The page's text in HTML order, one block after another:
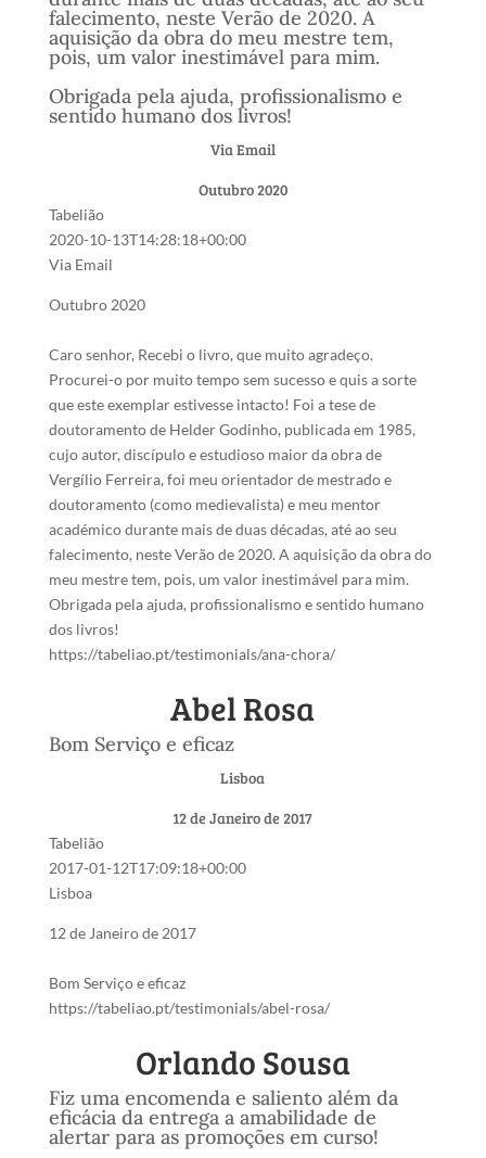
falecimento, neste Verão de 2020. A
aquisição da obra do meu mestre tem,
pois, um valor inestimável para mim.
Obrigada pela ajuda, profissionalismo e
sentido humano dos livros!
Via Email
Outubro 2020
Tabelião
2020-10-13T14:28:18+00:00
Via Email
Outubro 2020
Caro senhor, Recebi o livro, que muito agradeço.
Procurei-o por muito tempo sem sucesso e quis a sorte
que este exemplar estivesse intacto! Foi a tese de
doutoramento de Helder Godinho, publicada em 1985,
cujo autor, discípulo e estudioso maior da obra de
Vergílio Ferreira, foi meu orientador de mestrado e
doutoramento (como medievalista) e meu mentor
académico durante mais de duas décadas, até ao seu
falecimento, neste Verão de 2020. A aquisição da obra do
meu mestre tem, pois, um valor inestimável para mim.
Obrigada pela ajuda, profissionalismo e sentido humano
dos livros!
https://tabeliao.pt/testimonials/ana-chora/
Abel Rosa
Bom Serviço e eficaz
Lisboa
12 de Janeiro de 2017
Tabelião
2017-01-12T17:09:18+00:00
Lisboa
12 de Janeiro de 2017
Bom Serviço e eficaz
https://tabeliao.pt/testimonials/abel-rosa/
Orlando Sousa
Fiz uma encomenda e saliento além da
eficácia da entrega a amabilidade de
alertar para as promoções em curso!